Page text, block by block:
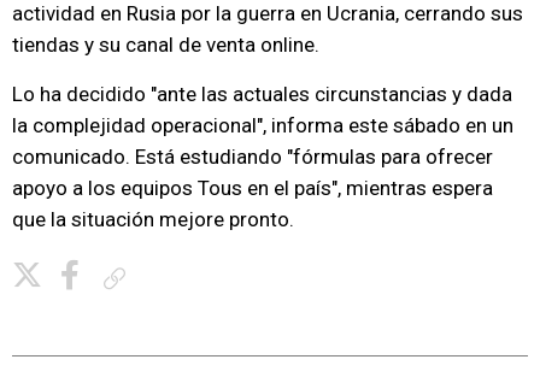
actividad en Rusia por la guerra en Ucrania, cerrando sus
tiendas y su canal de venta online.
Lo ha decidido "ante las actuales circunstancias y dada
la complejidad operacional", informa este sábado en un
comunicado. Está estudiando "fórmulas para ofrecer
apoyo a los equipos Tous en el país", mientras espera
que la situación mejore pronto.